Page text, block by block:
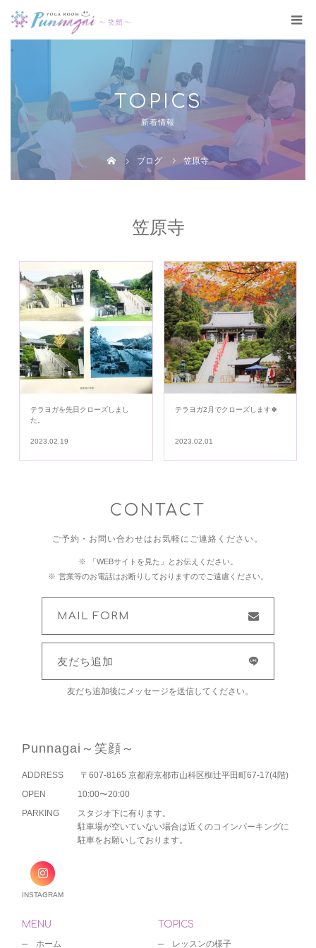
TOPICS
新着情報
ブログ 笠原寺
笠原寺
テラヨガを先日クローズしまし
た。
2023.02.19
テラヨガ2月でクローズします🍀
2023.02.01
CONTACT
ご予約・お問い合わせはお気軽にご連絡ください。
「WEBサイトを見た」とお伝えください。
営業等のお電話はお断りしておりますのでご遠慮ください。
MAIL FORM
友だち追加
友だち追加後にメッセージを送信してください。
Punnagai～笑顔～
ADDRESS
〒607-8165 京都府京都市山科区椥辻平田町67-17(4階)
OPEN
10:00〜20:00
PARKING
スタジオ下に有ります。
駐車場が空いていない場合は近くのコインパーキングに
駐車をお願いしております。
INSTAGRAM
MENU
ホーム
TOPICS
レッスンの様子